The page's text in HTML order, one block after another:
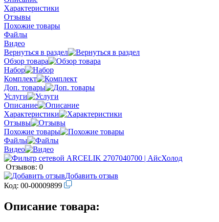
Характеристики
Отзывы
Похожие товары
Файлы
Видео
Вернуться в раздел
Обзор товара
Набор
Комплект
Доп. товары
Услуги
Описание
Характеристики
Отзывы
Похожие товары
Файлы
Видео
Отзывов: 0
Добавить отзыв
Код: 00-00009899
Описание товара: